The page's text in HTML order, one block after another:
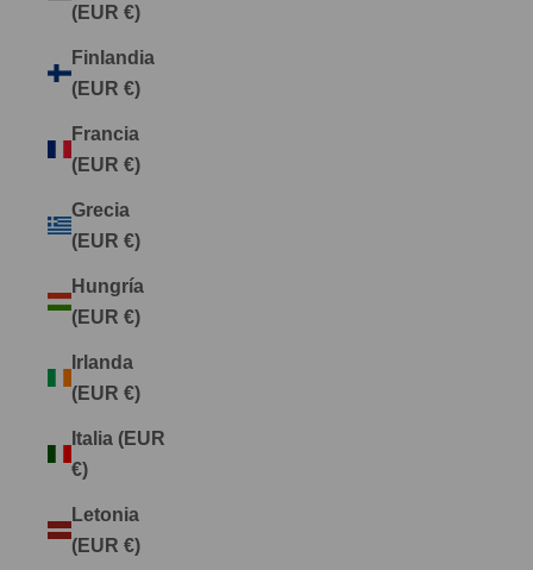
(EUR €)
Finlandia
(EUR €)
Francia
(EUR €)
Grecia
(EUR €)
Hungría
(EUR €)
Irlanda
(EUR €)
Italia (EUR
€)
Letonia
(EUR €)